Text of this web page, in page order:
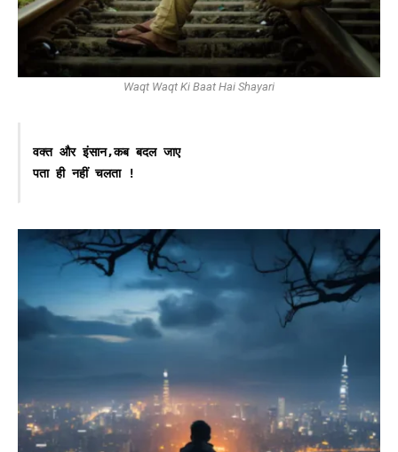
Waqt Waqt Ki Baat Hai Shayari
वक्त और इंसान,कब बदल जाए